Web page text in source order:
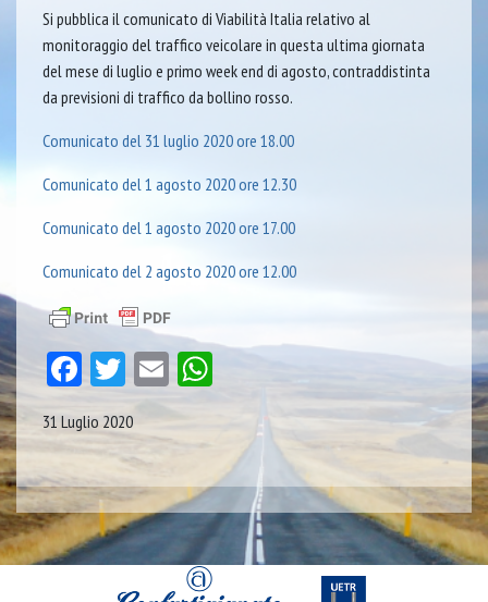
Si pubblica il comunicato di Viabilità Italia relativo al
monitoraggio del traffico veicolare in questa ultima giornata
del mese di luglio e primo week end di agosto, contraddistinta
da previsioni di traffico da bollino rosso.
Comunicato del 31 luglio 2020 ore 18.00
Comunicato del 1 agosto 2020 ore 12.30
Comunicato del 1 agosto 2020 ore 17.00
Comunicato del 2 agosto 2020 ore 12.00
Facebook
Twitter
Email WhatsApp
31 Luglio 2020